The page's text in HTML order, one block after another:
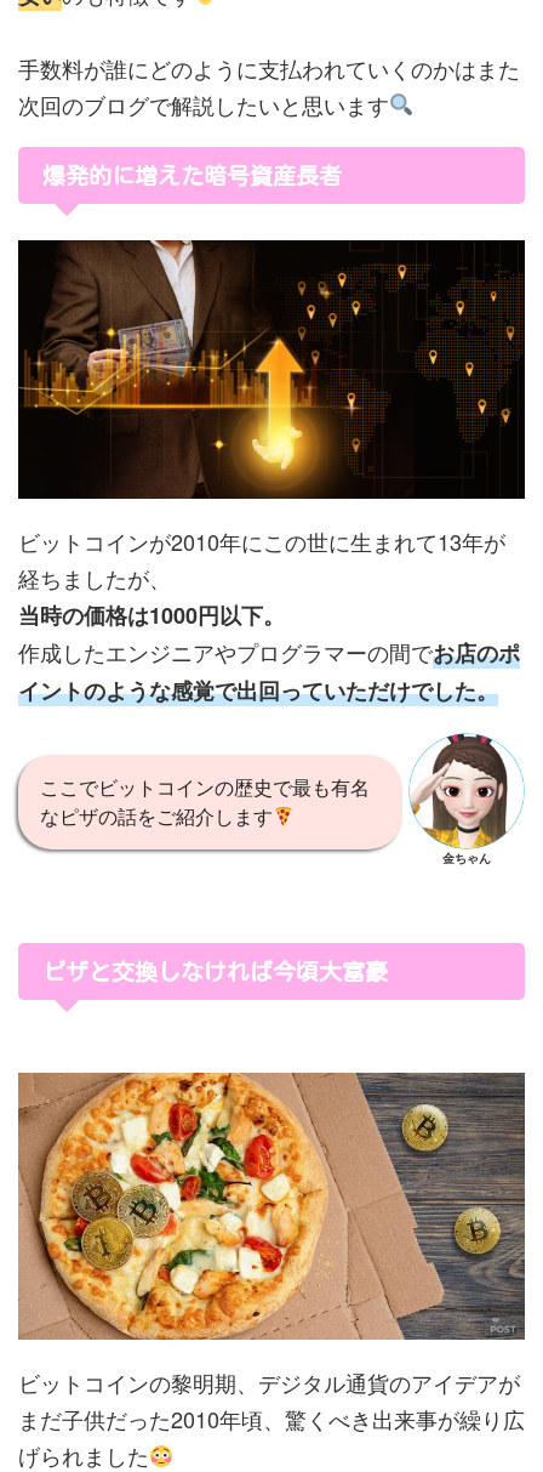
手数料が誰にどのように支払われていくのかはまた
次回のブログで解説したいと思います
爆発的に増えた暗号資産長者
ビットコインが2010年にこの世に生まれて13年が
経ちましたが、
当時の価格は1000円以下。
作成したエンジニアやプログラマーの間でお店のポ
イントのような感覚で出回っていただけでした。
ここでビットコインの歴史で最も有名
なピザの話をご紹介します
金ちゃん
ピザと交換しなければ今頃大富豪
ビットコインの黎明期、デジタル通貨のアイデアが
まだ子供だった2010年頃、驚くべき出来事が繰り広
げられました